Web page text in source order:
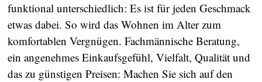
funktional unterschiedlich: Es ist für jeden Geschmack
etwas dabei. So wird das Wohnen im Alter zum
komfortablen Vergnügen. Fachmännische Beratung,
ein angenehmes Einkaufsgefühl, Vielfalt, Qualität und
das zu günstigen Preisen: Machen Sie sich auf den